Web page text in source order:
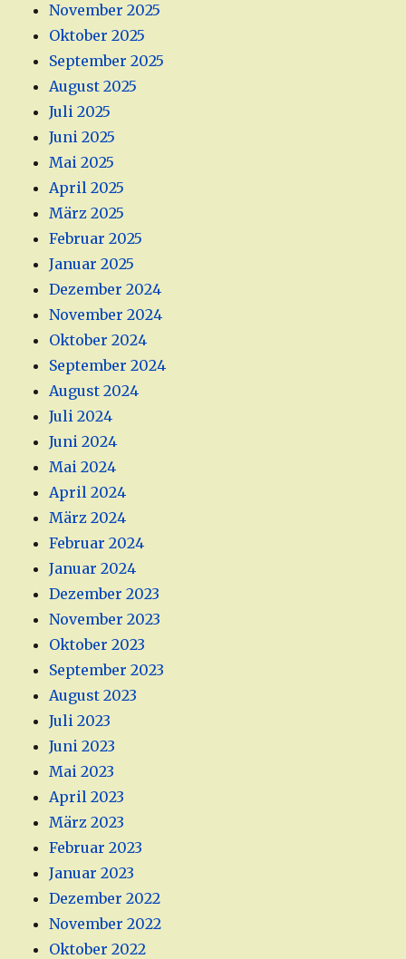
November 2025
Oktober 2025
September 2025
August 2025
Juli 2025
Juni 2025
Mai 2025
April 2025
März 2025
Februar 2025
Januar 2025
Dezember 2024
November 2024
Oktober 2024
September 2024
August 2024
Juli 2024
Juni 2024
Mai 2024
April 2024
März 2024
Februar 2024
Januar 2024
Dezember 2023
November 2023
Oktober 2023
September 2023
August 2023
Juli 2023
Juni 2023
Mai 2023
April 2023
März 2023
Februar 2023
Januar 2023
Dezember 2022
November 2022
Oktober 2022